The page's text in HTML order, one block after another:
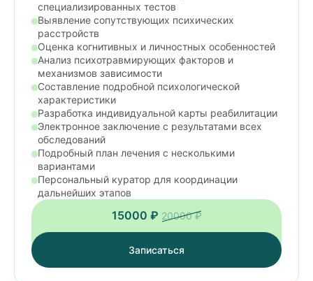
специализированных тестов
Выявление сопутствующих психических
расстройств
Оценка когнитивных и личностных особенностей
Анализ психотравмирующих факторов и
механизмов зависимости
Составление подробной психологической
характеристики
Разработка индивидуальной карты реабилитации
Электронное заключение с результатами всех
обследований
Подробный план лечения с несколькими
вариантами
Персональный куратор для координации
дальнейших этапов
15000 ₽ 20000 ₽
Записаться